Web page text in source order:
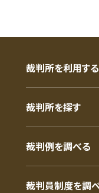
裁判所を利用する
裁判所を探す
裁判例を調べる
裁判員制度を調